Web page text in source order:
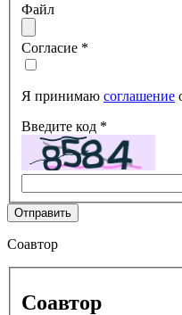
Файл
Согласие *
Я принимаю соглашение
Введите код *
Отправить
Соавтор
Соавтор